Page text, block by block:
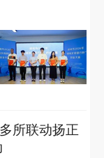
所联动扬正